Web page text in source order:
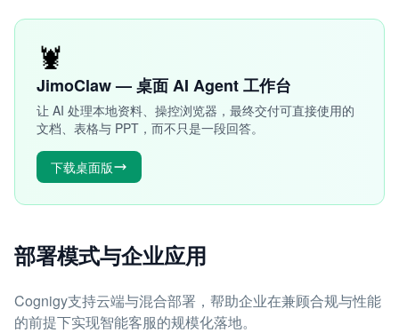
🦞
JimoClaw — 桌面 AI Agent 工作台
让 AI 处理本地资料、操控浏览器，最终交付可直接使用的
文档、表格与 PPT，而不只是一段回答。
下载桌面版
部署模式与企业应用
Cognigy支持云端与混合部署，帮助企业在兼顾合规与性能
的前提下实现智能客服的规模化落地。